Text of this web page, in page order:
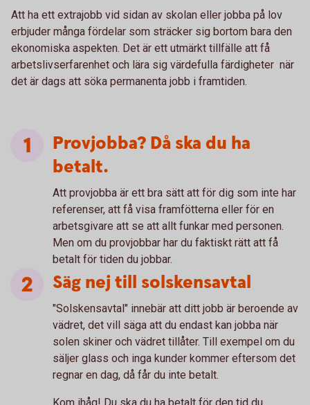
Att ha ett extrajobb vid sidan av skolan eller jobba på lov
erbjuder många fördelar som sträcker sig bortom bara den
ekonomiska aspekten. Det är ett utmärkt tillfälle att få
arbetslivserfarenhet och lära sig värdefulla färdigheter när
det är dags att söka permanenta jobb i framtiden.
Provjobba? Då ska du ha
betalt.
Att provjobba är ett bra sätt att för dig som inte har
referenser, att få visa framfötterna eller för en
arbetsgivare att se att allt funkar med personen.
Men om du provjobbar har du faktiskt rätt att få
betalt för tiden du jobbar.
Säg nej till solskensavtal
"Solskensavtal" innebär att ditt jobb är beroende av
vädret, det vill säga att du endast kan jobba när
solen skiner och vädret tillåter. Till exempel om du
säljer glass och inga kunder kommer eftersom det
regnar en dag, då får du inte betalt.